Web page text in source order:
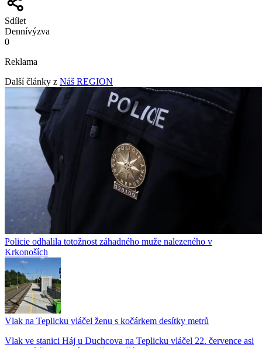
Sdílet
Dennívýzva
0
Reklama
Další články z Náš REGION
Policie odhalila totožnost záhadného muže nalezeného v
Krkonoších
Vlak na Teplicku vláčel ženu s kočárkem desítky metrů
Vlak ve stanici Háj u Duchcova na Teplicku vláčel 22. července asi